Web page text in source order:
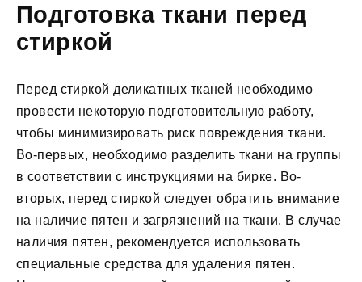
Подготовка ткани перед
стиркой
Перед стиркой деликатных тканей необходимо
провести некоторую подготовительную работу,
чтобы минимизировать риск повреждения ткани.
Во-первых, необходимо разделить ткани на группы
в соответствии с инструкциями на бирке. Во-
вторых, перед стиркой следует обратить внимание
на наличие пятен и загрязнений на ткани. В случае
наличия пятен, рекомендуется использовать
специальные средства для удаления пятен.